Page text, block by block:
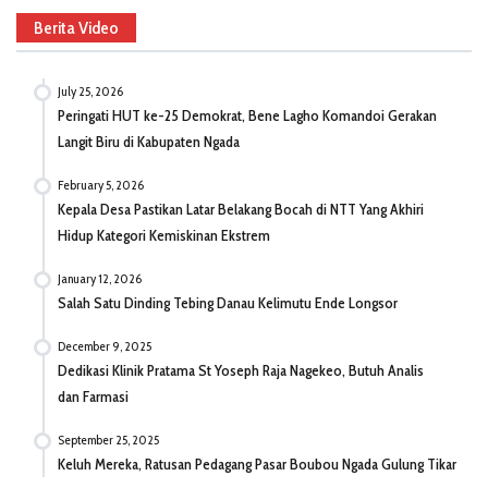
Berita Video
July 25, 2026
Peringati HUT ke-25 Demokrat, Bene Lagho Komandoi Gerakan
Langit Biru di Kabupaten Ngada
February 5, 2026
Kepala Desa Pastikan Latar Belakang Bocah di NTT Yang Akhiri
Hidup Kategori Kemiskinan Ekstrem
January 12, 2026
Salah Satu Dinding Tebing Danau Kelimutu Ende Longsor
December 9, 2025
Dedikasi Klinik Pratama St Yoseph Raja Nagekeo, Butuh Analis
dan Farmasi
September 25, 2025
Keluh Mereka, Ratusan Pedagang Pasar Boubou Ngada Gulung Tikar